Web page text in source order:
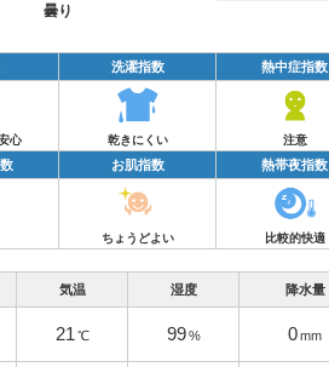
曇り
洗濯指数 熱中症指数
心 乾きにくい 注意
お肌指数 熱帯夜指数
ちょうどよい 比較的快適
気温 湿度 降水量
21 ℃ 99% 0mm